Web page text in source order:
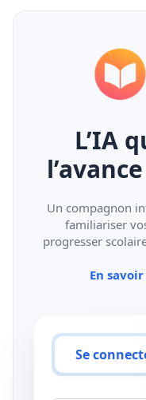
L’IA
Un compagnon
familiariser
progresser
En
Se